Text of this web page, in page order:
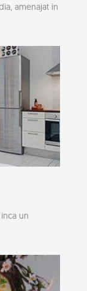
amenajat in
un